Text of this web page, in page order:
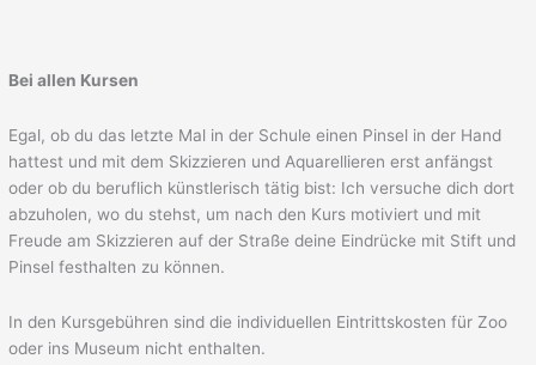
Bei allen Kursen
Egal, ob du das letzte Mal in der Schule einen Pinsel in der Hand
hattest und mit dem Skizzieren und Aquarellieren erst anfängst
oder ob du beruflich künstlerisch tätig bist: Ich versuche dich dort
abzuholen, wo du stehst, um nach den Kurs motiviert und mit
Freude am Skizzieren auf der Straße deine Eindrücke mit Stift und
Pinsel festhalten zu können.
In den Kursgebühren sind die individuellen Eintrittskosten für Zoo
oder ins Museum nicht enthalten.